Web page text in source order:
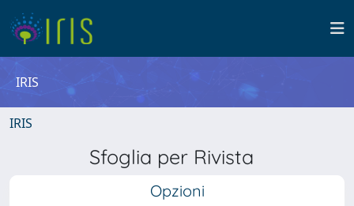
IRIS
IRIS
Sfoglia per Rivista
Opzioni